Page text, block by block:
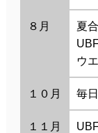
８月
夏
ウ
１０月 毎
１１月